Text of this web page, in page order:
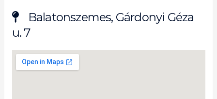
Balatonszemes, Gárdonyi Géza
u. 7